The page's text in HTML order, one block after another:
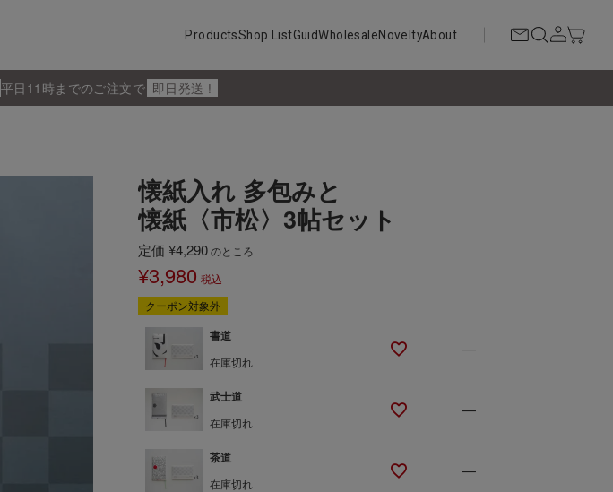
ProductsShop ListGuidWholesaleNoveltyAbout
平日11時までのご注文で 即日発送 !
懐紙入れ 多包みと
懐紙〈市松〉3帖セット
定価 ¥4,290のところ
¥3,980 税込
クーポン対象外
書道
在庫切れ
—
武士道
在庫切れ
—
茶道
在庫切れ
—